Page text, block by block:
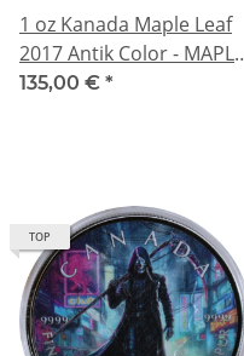
1 oz Kanada Maple Leaf
2017 Antik Color - MAPLE
LEAF VANCOUVER - Silber
135,00 € *
TOP